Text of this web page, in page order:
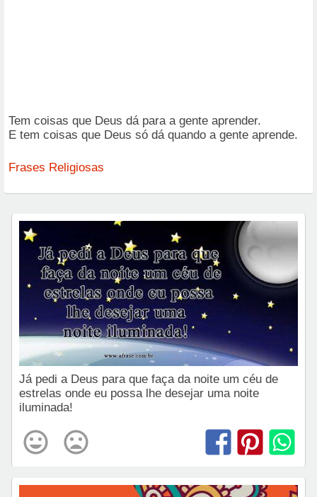
Tem coisas que Deus dá para a gente aprender.
E tem coisas que Deus só dá quando a gente aprende.
Frases Religiosas
Já pedi a Deus para que faça da noite um céu de
estrelas onde eu possa lhe desejar uma noite
iluminada!